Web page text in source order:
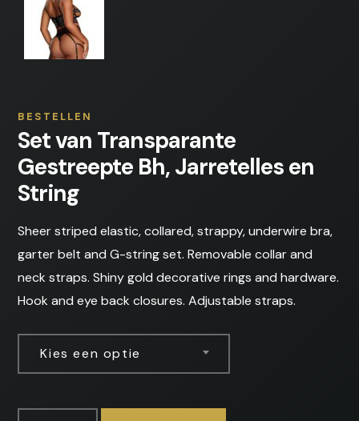
BESTELLEN
Set van Transparante
Gestreepte Bh, Jarretelles en
String
Sheer striped elastic, collared, strappy, underwire bra,
garter belt and G-string set. Removable collar and
neck straps. Shiny gold decorative rings and hardware.
Hook and eye back closures. Adjustable straps.
Prijsklasse:
€46.95
Kies een optie